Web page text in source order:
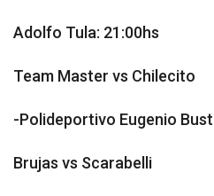
Adolfo Tula: 21:00hs
Team Master vs Chilecito
-Polideportivo Eugenio
Brujas vs Scarabelli